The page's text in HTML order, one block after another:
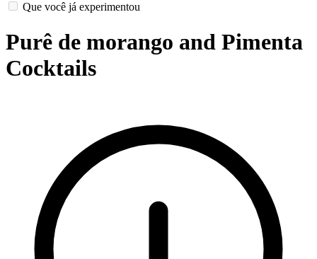
Que você já experimentou
Purê de morango and Pimenta
Cocktails